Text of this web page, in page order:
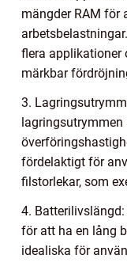
mängder RAM för
flera applikationer
märkbar
3.
fördelaktigt för
filstorlekar, som
4.
för att ha en lång
idealiska för